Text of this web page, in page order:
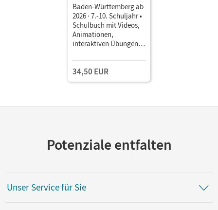
Baden-Württemberg ab
2026 · 7.-10. Schuljahr •
Schulbuch mit Videos,
Animationen,
interaktiven Übungen
34,50 EUR
Potenziale entfalten
Unser Service für Sie